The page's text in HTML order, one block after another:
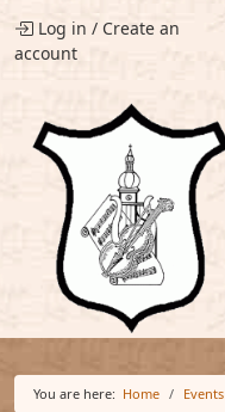
Log in / Create an
account
You are here: Home Events